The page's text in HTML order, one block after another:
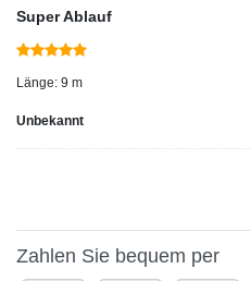
Super Ablauf
Länge: 9 m
Unbekannt
Zahlen Sie bequem per